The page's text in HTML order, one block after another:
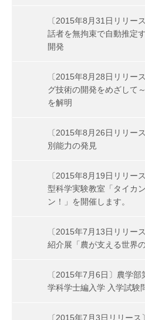
〔2015年8月31日リリー
話者を無拘束で自動推定
開発
〔2015年8月28日リリー
グ技術の開発をめざして
を解明
〔2015年8月26日リリー
別能力の発見
〔2015年8月19日リリー
型科学実験教室「タイカ
ン！」を開催します。
〔2015年7月13日リリー
紹介展「農が支える世界
〔2015年7月6日〕農学
学科学士編入学 入学試験
〔2015年7月3日リリー